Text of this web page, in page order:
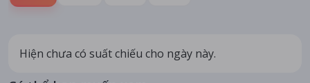
Hiện chưa có suất chiếu cho ngày này.